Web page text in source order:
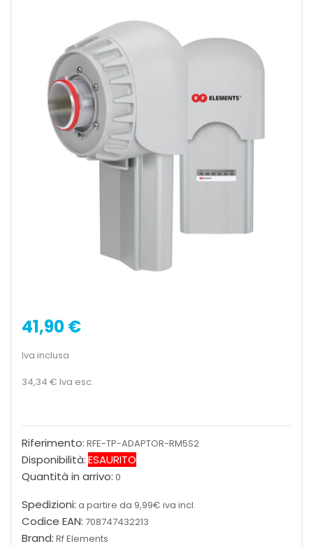
41,90 €
Iva inclusa
34,34 € Iva esc.
Riferimento: RFE-TP-ADAPTOR-RM5S2
Disponibilità:ESAURITO
Quantità in arrivo: 0
Spedizioni: a partire da 9,99€ iva incl.
Codice EAN: 708747432213
Brand: Rf Elements